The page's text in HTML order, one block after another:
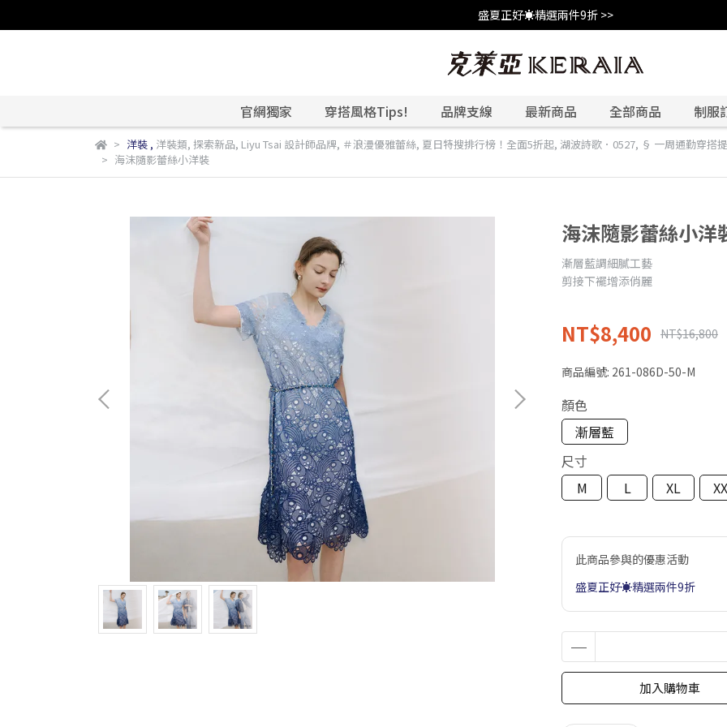
盛夏正好☀️精選兩件9折 >>
官網獨家 穿搭風格Tips! 品牌支線 最新商品 全部商品 制服
洋裝, 洋裝類, 探索新品, Liyu Tsai 設計師品牌, ＃浪漫優雅蕾絲, 夏日特搜排行榜！全面5折起, 湖波詩歌．0527, § 一周通勤穿搭
海沫隨影蕾絲小洋裝
海沫隨影蕾絲小洋
漸層藍調細膩工藝
剪接下襬增添俏麗
NT$8,400 NT$16,800
商品編號: 261-086D-50-M
顏色
漸層藍
尺寸
M
L XL
此商品參與的優惠活動
盛夏正好☀️精選兩件9折
加入購物車